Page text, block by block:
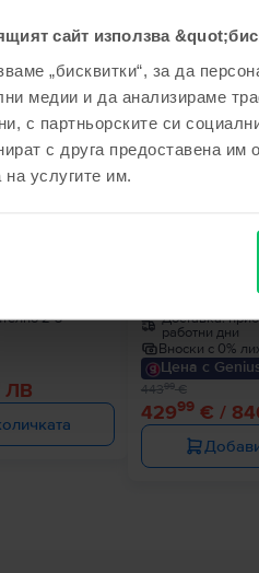
сайт използва
„бисквитки“, за да
медии и да анализираме
с партньорските си
с друга предоставена
на услугите им.
2020, M1 8
добро
2-3
ЛВ
- 14 €
Доставка:
работни дни
Вноски с 0%
Цена с
42999€ /
44399€